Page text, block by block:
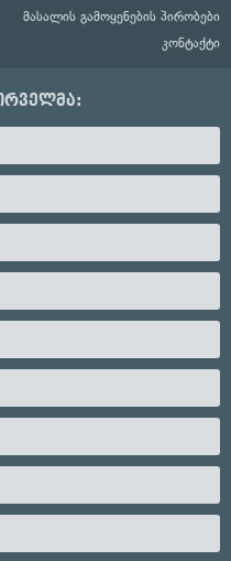
მასალის გამოყენების პირობები
კონტაქტი